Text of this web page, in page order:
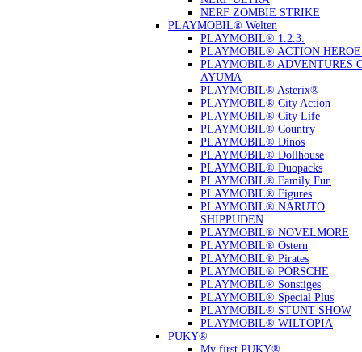
NERF ZOMBIE STRIKE
PLAYMOBIL® Welten
PLAYMOBIL® 1.2.3.
PLAYMOBIL® ACTION
PLAYMOBIL® ADVENTURES
AYUMA
PLAYMOBIL® Asterix®
PLAYMOBIL® City Action
PLAYMOBIL® City Life
PLAYMOBIL® Country
PLAYMOBIL® Dinos
PLAYMOBIL® Dollhouse
PLAYMOBIL® Duopacks
PLAYMOBIL® Family Fun
PLAYMOBIL® Figures
PLAYMOBIL® NARUTO
SHIPPUDEN
PLAYMOBIL® NOVELMORE
PLAYMOBIL® Ostern
PLAYMOBIL® Pirates
PLAYMOBIL® PORSCHE
PLAYMOBIL® Sonstiges
PLAYMOBIL® Special Plus
PLAYMOBIL® STUNT SHOW
PLAYMOBIL® WILTOPIA
PUKY®
My first PUKY®